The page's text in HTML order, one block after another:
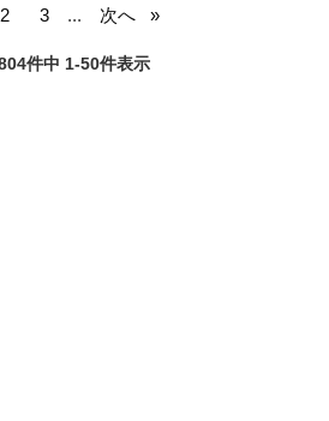
2 3 ... 次へ
件中 1-50件表示